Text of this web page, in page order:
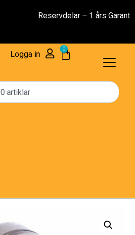
– 1 års Garanti
Logga in
0